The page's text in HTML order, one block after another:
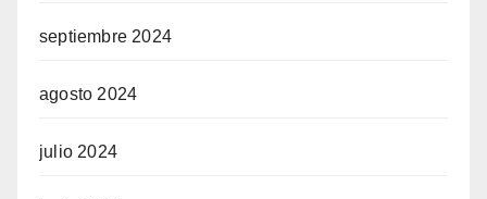
septiembre 2024
agosto 2024
julio 2024